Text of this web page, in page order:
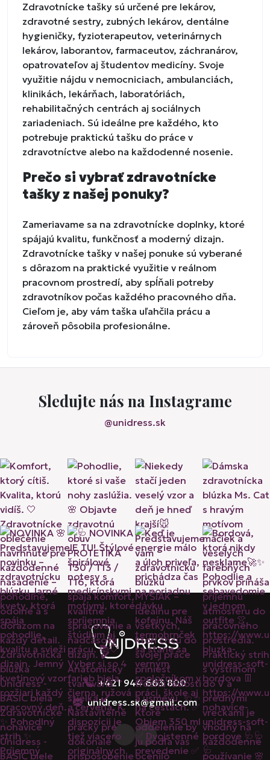
Zdravotnícke tašky sú určené pre lekárov,
zdravotné sestry, zubných lekárov, dentálne
hygieničky, fyzioterapeutov, veterinárnych
lekárov, laborantov, farmaceutov, záchranárov,
opatrovateľov aj študentov medicíny. Svoje
využitie nájdu v nemocniciach, ambulanciách,
klinikách, lekárňach, laboratóriách,
rehabilitačných centrách aj sociálnych
zariadeniach. Sú ideálne pre každého, kto
potrebuje praktickú tašku do práce v
zdravotníctve alebo na každodenné nosenie.
Prečo si vybrať zdravotnícke
tašky z našej ponuky?
Zameriavame sa na zdravotnícke doplnky, ktoré
spájajú kvalitu, funkčnosť a moderný dizajn.
Zdravotnícke tašky v našej ponuke sú vyberané
s dôrazom na praktické využitie v reálnom
pracovnom prostredí, aby spĺňali potreby
zdravotníkov počas každého pracovného dňa.
Cieľom je, aby vám taška uľahčila prácu a
zároveň pôsobila profesionálne.
Sledujte nás na Instagrame
@unidress.sk
+421 944 663 800
unidress.sk@gmail.com